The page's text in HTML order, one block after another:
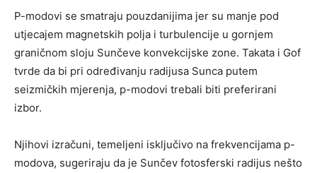
P-modovi se smatraju pouzdanijima jer su manje pod
utjecajem magnetskih polja i turbulencije u gornjem
graničnom sloju Sunčeve konvekcijske zone. Takata i Gof
tvrde da bi pri određivanju radijusa Sunca putem
seizmičkih mjerenja, p-modovi trebali biti preferirani
izbor.
Njihovi izračuni, temeljeni isključivo na frekvencijama p-
modova, sugeriraju da je Sunčev fotosferski radijus nešto